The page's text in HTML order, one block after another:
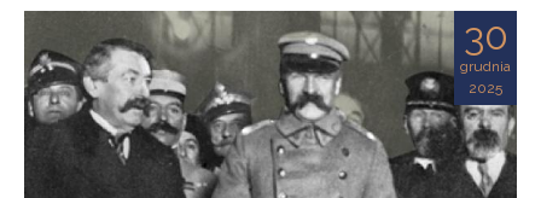
30
grudnia
2025